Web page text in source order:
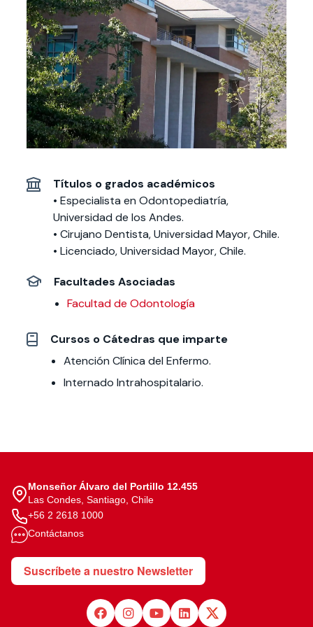
cursos
Especialidades y
estadías
Te puede
interesar:
International
students
Facultades
interesar:
2025
vinculación con la
sociedad
Extensión Cultural
Te puede interesar:Filantropía y Donaciones
intercambio
Servicios y apoyos
Te puede
interesar:
Explora el campus
Uandes
Noticias
estudiantiles
Títulos o grados académicos
• Especialista en Odontopediatría,
Universidad de los Andes.
• Cirujano Dentista, Universidad Mayor, Chile.
• Licenciado, Universidad Mayor, Chile.
Facultades Asociadas
Facultad de Odontología
Cursos o Cátedras que imparte
Atención Clínica del Enfermo.
Internado Intrahospitalario.
Monseñor Álvaro del Portillo 12.455
Las Condes, Santiago, Chile
+56 2 2618 1000
Contáctanos
Suscríbete a nuestro Newsletter